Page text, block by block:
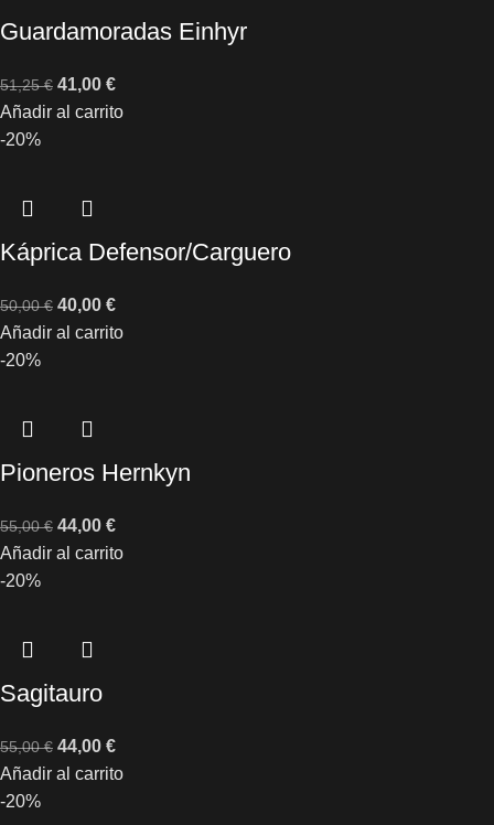
Guardamoradas Einhyr
51,25€ 41,00 €
Añadir al carrito
-20%
Káprica Defensor/Carguero
50,00€ 40,00 €
Añadir al carrito
-20%
Pioneros Hernkyn
55,00€ 44,00 €
Añadir al carrito
-20%
Sagitauro
55,00€ 44,00 €
Añadir al carrito
-20%